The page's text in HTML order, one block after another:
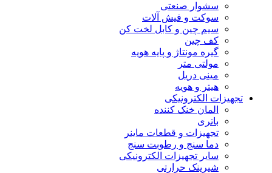
سشوار صنعتی
سوکت و فیش آلات
سیم چین و کابل لخت کن
کف چین
گیره مونتاژ و پایه هویه
مولتی متر
مینی دریل
هیتر و هویه
تجهیزات الکترونیکی
المان خنک کننده
باتری
تجهیزات و قطعات ماینر
دما سنج و رطوبت سنج
سایر تجهیزات الکترونیکی
شیرینک حرارتی